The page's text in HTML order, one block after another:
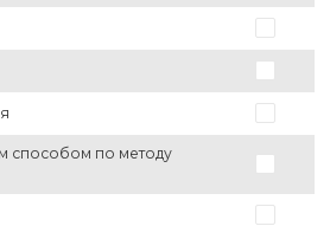
способом по методу